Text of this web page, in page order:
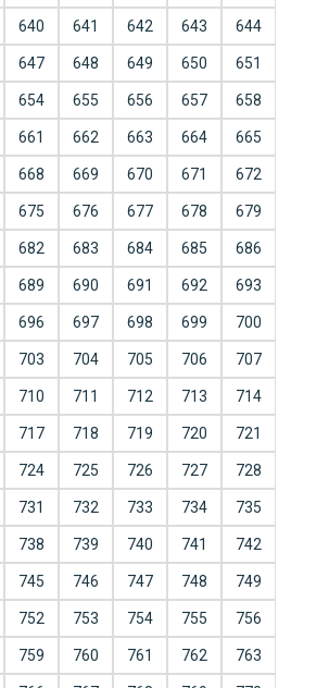
640 641 642 643 644
647 648 649 650 651
654 655 656 657 658
661 662 663 664 665
668 669 670 671 672
675 676 677 678 679
682 683 684 685 686
689 690 691 692 693
696 697 698 699 700
703 704 705 706 707
710 711 712 713 714
717 718 719 720 721
724 725 726 727 728
731 732 733 734 735
738 739 740 741 742
745 746 747 748 749
752 753 754 755 756
759 760 761 762 763